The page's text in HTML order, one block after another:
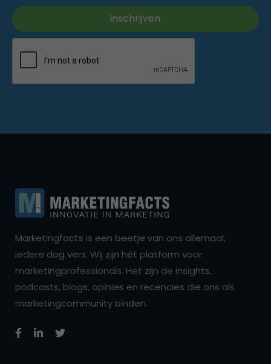
Marketingfacts is een beetje van ons allemaal,
iedere dag vers. Wij zijn hét platform voor
marketingprofessionals. Het zijn de insights,
podcasts, blogs, opinies en recencies die ons als
marketingcommunity binden.